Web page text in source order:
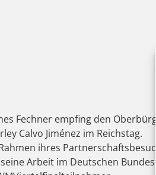
Fechner empfing den
Calvo Jiménez im Reichstag.
ihres
Arbeit im Deutschen